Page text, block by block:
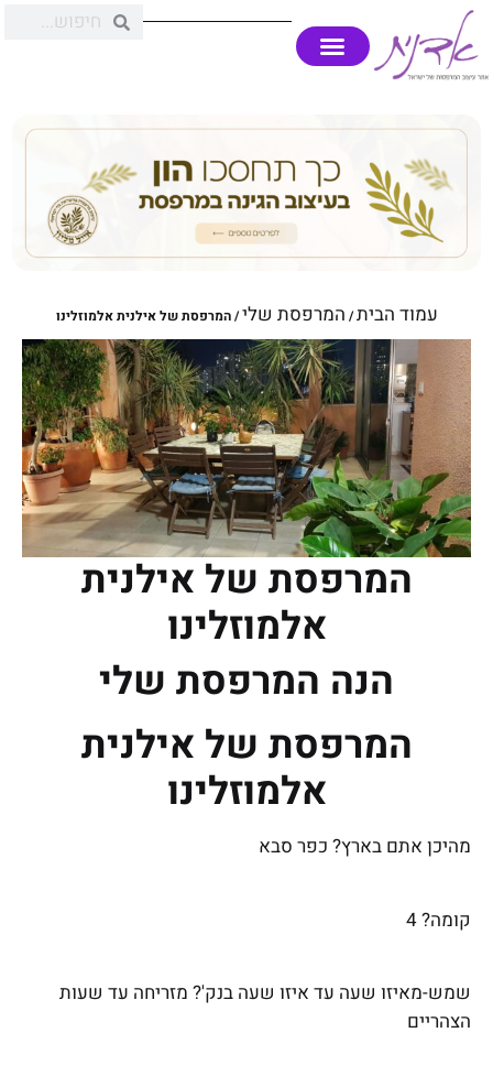
עמוד הבית/ המרפסת שלי/ המרפסת של אילנית אלמוזלינו
המרפסת של אילנית
אלמוזלינו
הנה המרפסת שלי
המרפסת של אילנית
אלמוזלינו
מהיכן אתם בארץ? כפר סבא
קומה?4
שמש-מאיזו שעה עד איזו שעה בנק'? מזריחה עד שעות
הצהריים